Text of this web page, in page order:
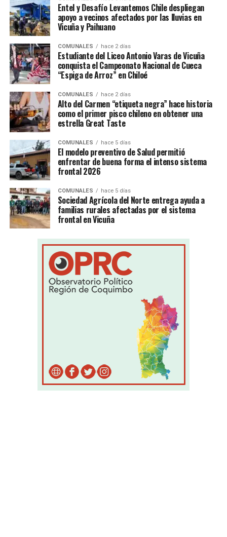
Entel y Desafío Levantemos Chile despliegan
apoyo a vecinos afectados por las lluvias en
Vicuña y Paihuano
COMUNALES hace 2 días
Estudiante del Liceo Antonio Varas de Vicuña
conquista el Campeonato Nacional de Cueca
“Espiga de Arroz” en Chiloé
COMUNALES hace 2 días
Alto del Carmen “etiqueta negra” hace historia
como el primer pisco chileno en obtener una
estrella Great Taste
COMUNALES hace 5 días
El modelo preventivo de Salud permitió
enfrentar de buena forma el intenso sistema
frontal 2026
COMUNALES hace 5 días
Sociedad Agrícola del Norte entrega ayuda a
familias rurales afectadas por el sistema
frontal en Vicuña